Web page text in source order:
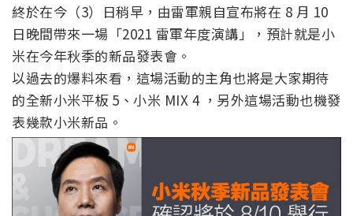
終於在今（3）日稍早，由雷軍親自宣布將在 8 月 10
日晚間帶來一場「2021 雷軍年度演講」，預計就是小
米在今年秋季的新品發表會。
以過去的爆料來看，這場活動的主角也將是大家期待
的全新小米平板 5、小米 MIX 4 ，另外這場活動也機發
表幾款小米新品。